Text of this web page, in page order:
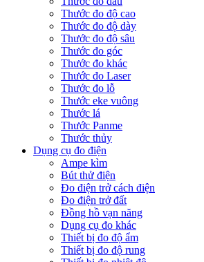
Thước đo độ cao
Thước đo độ dày
Thước đo độ sâu
Thước đo góc
Thước đo khác
Thước đo Laser
Thước đo lỗ
Thước eke vuông
Thước lá
Thước Panme
Thước thủy
Dụng cụ đo điện
Ampe kìm
Bút thử điện
Đo điện trở cách điện
Đo điện trở đất
Đồng hồ vạn năng
Dụng cụ đo khác
Thiết bị đo độ ẩm
Thiết bị đo độ rung